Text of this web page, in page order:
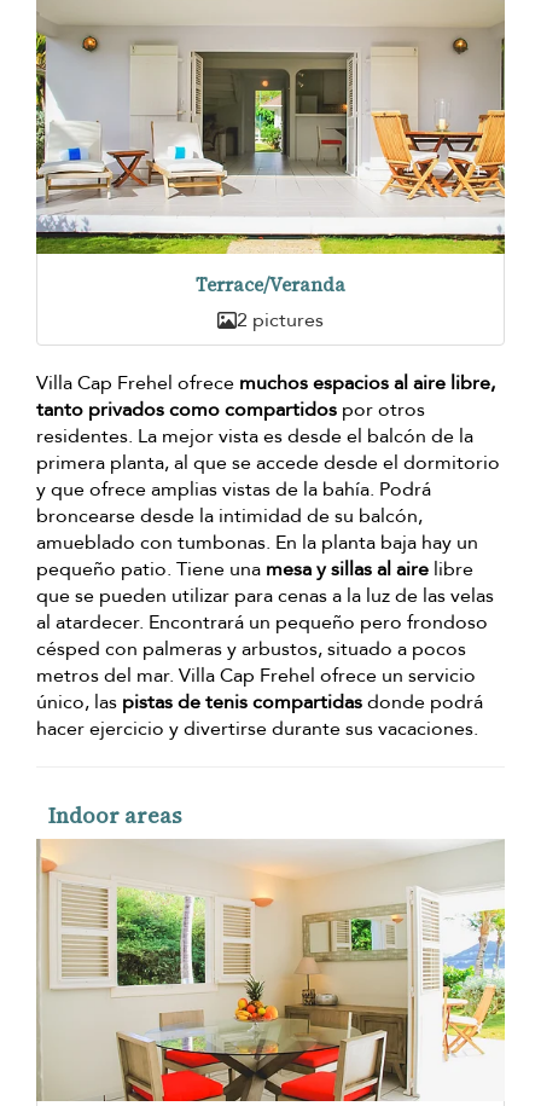
Terrace/Veranda
2 pictures
Villa Cap Frehel ofrece muchos espacios al aire libre,
tanto privados como compartidos por otros
residentes. La mejor vista es desde el balcón de la
primera planta, al que se accede desde el dormitorio
y que ofrece amplias vistas de la bahía. Podrá
broncearse desde la intimidad de su balcón,
amueblado con tumbonas. En la planta baja hay un
pequeño patio. Tiene una mesa y sillas al aire libre
que se pueden utilizar para cenas a la luz de las velas
al atardecer. Encontrará un pequeño pero frondoso
césped con palmeras y arbustos, situado a pocos
metros del mar. Villa Cap Frehel ofrece un servicio
único, las pistas de tenis compartidasdonde podrá
hacer ejercicio y divertirse durante sus vacaciones.
Indoor areas